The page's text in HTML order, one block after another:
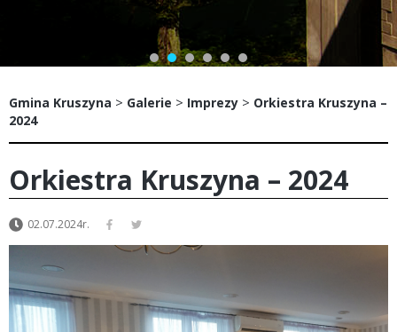
Gmina Kruszyna > Galerie > Imprezy > Orkiestra Kruszyna –
2024
Orkiestra Kruszyna – 2024
02.07.2024r.